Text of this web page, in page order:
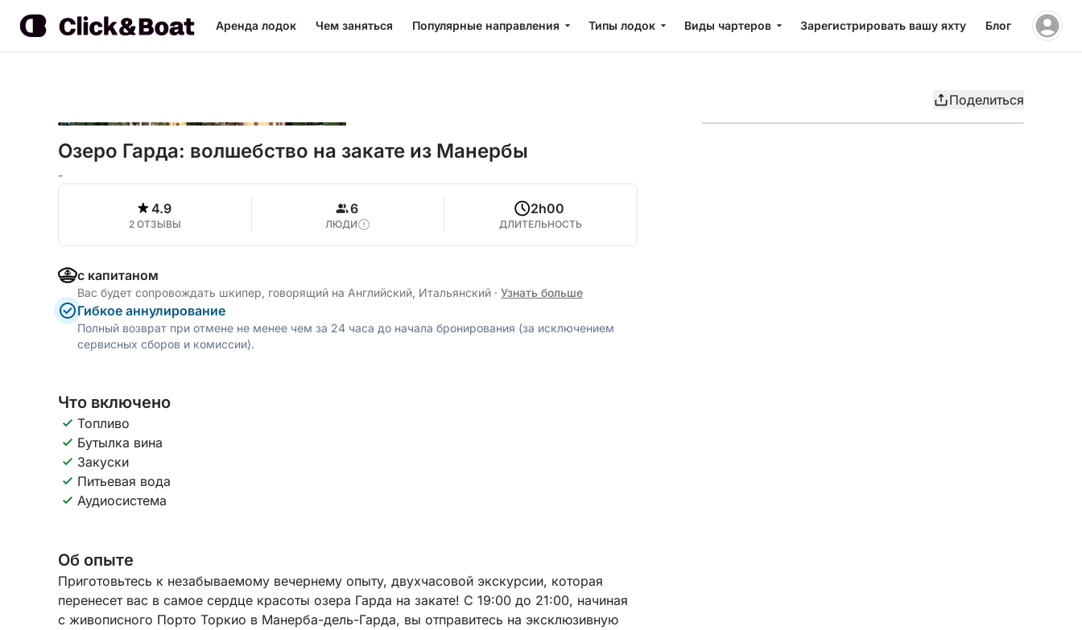
Аренда лодок Чем заняться Популярные направления Типы лодок Виды чартеров Зарегистрировать вашу яхту Блог
Поделиться
Озеро Гарда: волшебство на закате из Манербы
-
4.9
2 ОТЗЫВЫ
6
ЛЮДИ
2h00
ДЛИТЕЛЬНОСТЬ
с капитаном
Вас будет сопровождать шкипер, говорящий на Английский, Итальянский · Узнать больше
Гибкое аннулирование
Полный возврат при отмене не менее чем за 24 часа до начала бронирования (за исключением
сервисных сборов и комиссии).
Что включено
Топливо
Бутылка вина
Закуски
Питьевая вода
Аудиосистема
Об опыте
Приготовьтесь к незабываемому вечернему опыту, двухчасовой экскурсии, которая
перенесет вас в самое сердце красоты озера Гарда на закате! С 19:00 до 21:00, начиная
с живописного Порто Торкио в Манерба-дель-Гарда, вы отправитесь на эксклюзивную